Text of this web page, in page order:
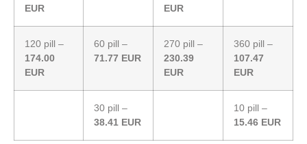
EUR
EUR
120 pill –
174.00
EUR
60 pill –
71.77 EUR
270 pill –
230.39
EUR
360 pill –
107.47
EUR
30 pill –
38.41 EUR
10 pill –
15.46 EUR